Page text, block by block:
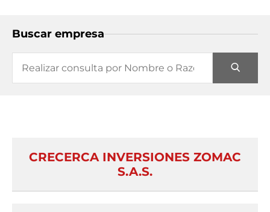
Buscar empresa
CRECERCA INVERSIONES ZOMAC
S.A.S.